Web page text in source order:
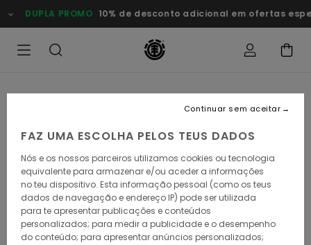
para
a
DUPLA PROMO 10% de desconto adicional em ofertas
FAZ UMA ESCOLHA PELOS TEUS DADOS
Nós e os nossos parceiros utilizamos cookies ou tecnologia
equivalente para armazenar e/ou aceder a informações
no teu dispositivo. Esta informação pessoal (como os teus
dados de navegação e endereço IP) pode ser utilizada
para te apresentar publicações e conteúdos
personalizados; para medir a publicidade e o desempenho
do conteúdo; para apresentar anúncios personalizados;
Continuar sem aceitar